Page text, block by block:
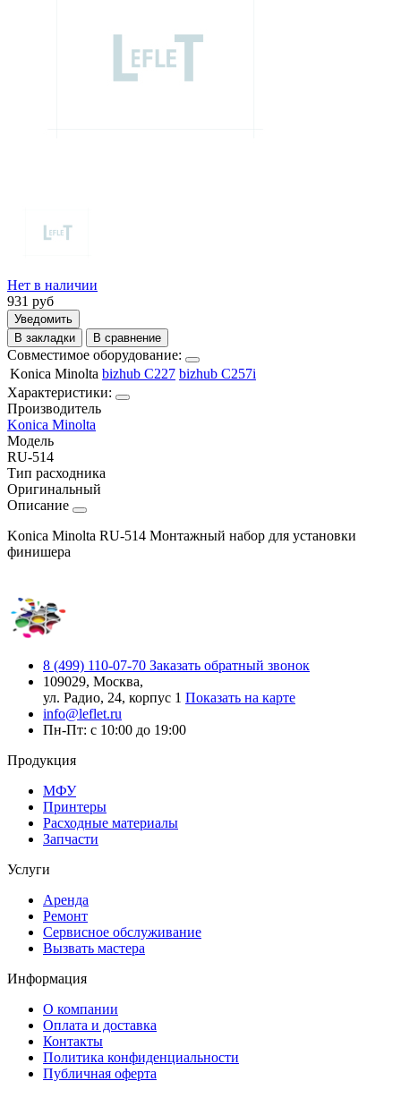
Нет в наличии
931 руб
Уведомить
В закладки
В сравнение
Совместимое оборудование:
Konica Minolta bizhub C227 bizhub C257i
Характеристики:
Производитель
Konica Minolta
Модель
RU-514
Тип расходника
Оригинальный
Описание
Konica Minolta RU-514 Монтажный набор для установки
финишера
8 (499) 110-07-70 Заказать обратный звонок
109029, Москва,
ул. Радио, 24, корпус 1 Показать на карте
info@leflet.ru
Пн-Пт: с 10:00 до 19:00
Продукция
МФУ
Принтеры
Расходные материалы
Запчасти
Услуги
Аренда
Ремонт
Сервисное обслуживание
Вызвать мастера
Информация
О компании
Оплата и доставка
Контакты
Политика конфиденциальности
Публичная оферта